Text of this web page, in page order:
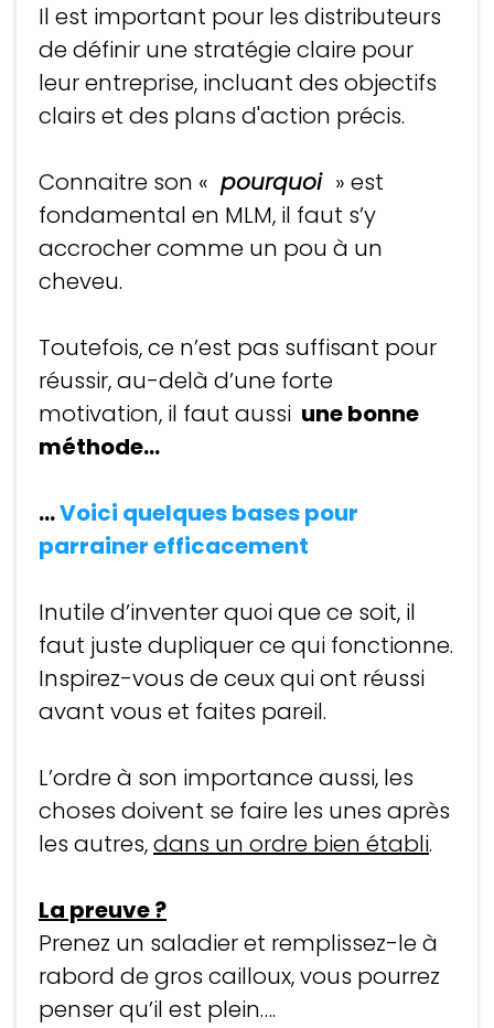
Il est important pour les distributeurs
de définir une stratégie claire pour
leur entreprise, incluant des objectifs
clairs et des plans d'action précis.
Connaitre son « pourquoi » est
fondamental en MLM, il faut s’y
accrocher comme un pou à un
cheveu.
Toutefois, ce n’est pas suffisant pour
réussir, au-delà d’une forte
motivation, il faut aussi une bonne
méthode...
...Voici quelques bases pour
parrainer efficacement
Inutile d’inventer quoi que ce soit, il
faut juste dupliquer ce qui fonctionne.
Inspirez-vous de ceux qui ont réussi
avant vous et faites pareil.
L’ordre à son importance aussi, les
choses doivent se faire les unes après
les autres,dans un ordre bien établi.
La preuve ?
Prenez un saladier et remplissez-le à
rabord de gros cailloux, vous pourrez
penser qu’il est plein….